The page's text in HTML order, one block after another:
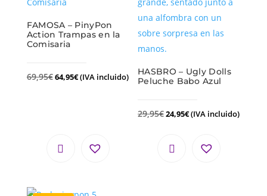
FAMOSA – PinyPon
Action Trampas en la
Comisaria
69,95€64,95€(IVA incluido)
HASBRO – Ugly Dolls
Peluche Babo Azul
29,95€24,95€(IVA incluido)